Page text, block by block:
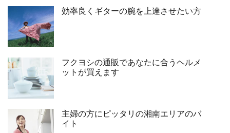
効率良くギターの腕を上達させたい方
フクヨシの通販であなたに合うヘルメ
ットが買えます
主婦の方にピッタリの湘南エリアのバ
イト